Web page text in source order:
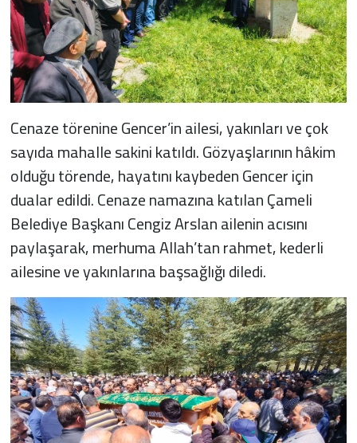
Cenaze törenine Gencer’in ailesi, yakınları ve çok
sayıda mahalle sakini katıldı. Gözyaşlarının hâkim
olduğu törende, hayatını kaybeden Gencer için
dualar edildi. Cenaze namazına katılan Çameli
Belediye Başkanı Cengiz Arslan ailenin acısını
paylaşarak, merhuma Allah’tan rahmet, kederli
ailesine ve yakınlarına başsağlığı diledi.